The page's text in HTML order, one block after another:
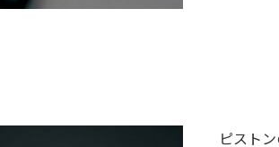
ピスト